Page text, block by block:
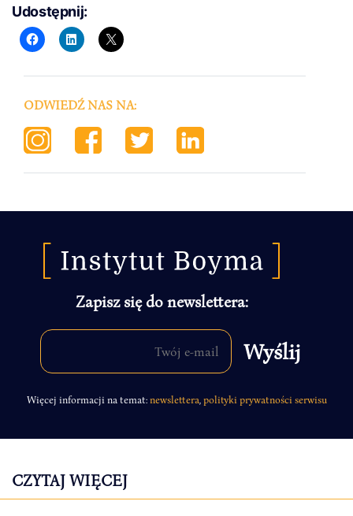
Udostępnij:
ODWIEDŹ NAS NA:
Zapisz się do newslettera:
Więcej informacji na temat:newslettera polityki prywatności serwisu
CZYTAJ WIĘCEJ